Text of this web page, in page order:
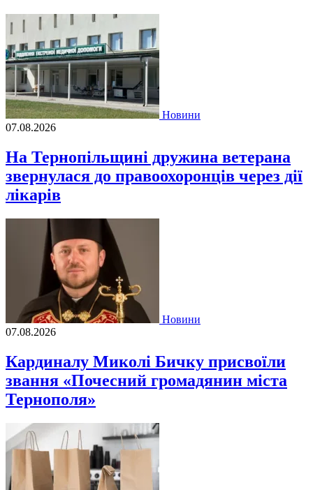
Новини
07.08.2026
На Тернопільщині дружина ветерана
звернулася до правоохоронців через дії
лікарів
Новини
07.08.2026
Кардиналу Миколі Бичку присвоїли
звання «Почесний громадянин міста
Тернополя»